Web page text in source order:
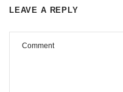
LEAVE A REPLY